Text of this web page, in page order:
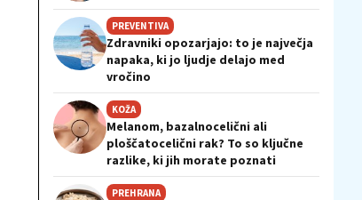
PREVENTIVA
Zdravniki opozarjajo: to je največja
napaka, ki jo ljudje delajo med
vročino
KOŽA
Melanom, bazalnocelični ali
ploščatocelični rak? To so ključne
razlike, ki jih morate poznati
PREHRANA